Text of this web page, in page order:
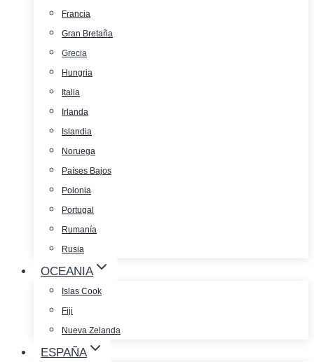
Francia
Gran Bretaña
Grecia
Hungria
Italia
Irlanda
Islandia
Noruega
Países Bajos
Polonia
Portugal
Rumanía
Rusia
OCEANIA
Islas Cook
Fiji
Nueva Zelanda
ESPAÑA